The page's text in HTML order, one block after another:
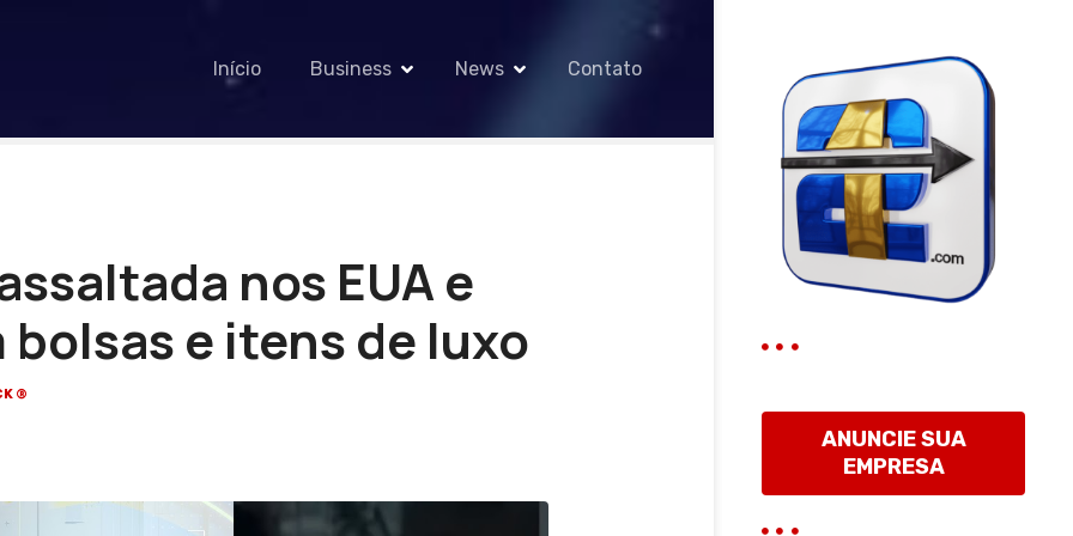
Início Business News Contato
nos EUA e
e itens de luxo
ANUNCIE SUA
EMPRESA